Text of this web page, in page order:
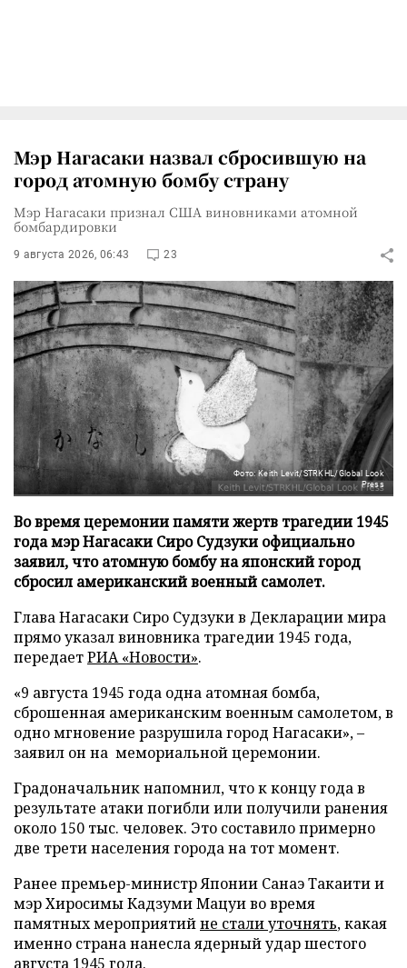
Мэр Нагасаки назвал сбросившую на
город атомную бомбу страну
Мэр Нагасаки признал США виновниками атомной
бомбардировки
9 августа 2026, 06:43 23
Фото: Keith Levit/STRKHL/Global Look
Press
Во время церемонии памяти жертв трагедии 1945
года мэр Нагасаки Сиро Судзуки официально
заявил, что атомную бомбу на японский город
сбросил американский военный самолет.
Глава Нагасаки Сиро Судзуки в Декларации мира
прямо указал виновника трагедии 1945 года,
передаетРИА «Новости».
«9 августа 1945 года одна атомная бомба,
сброшенная американским военным самолетом, в
одно мгновение разрушила город Нагасаки», –
заявил он на мемориальной церемонии.
Градоначальник напомнил, что к концу года в
результате атаки погибли или получили ранения
около 150 тыс. человек. Это составило примерно
две трети населения города на тот момент.
Ранее премьер-министр Японии Санаэ Такаити и
мэр Хиросимы Кадзуми Мацуи во время
памятных мероприятийне стали уточнять, какая
именно страна нанесла ядерный удар шестого
августа 1945 года.